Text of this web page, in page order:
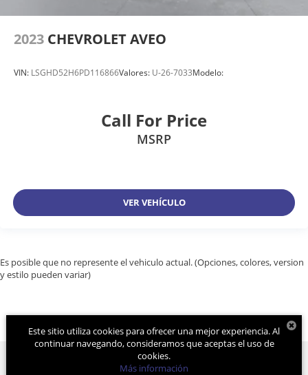
2023 CHEVROLET AVEO
VIN: LSGHD52H6PD116866Valores: U-26-7033Modelo:
Call For Price
MSRP
VER VEHÍCULO
Es posible que no represente el vehiculo actual. (Opciones, colores, version
y estilo pueden variar)
Este sitio utiliza cookies para ofrecer una mejor experiencia. Al
continuar navegando, consideramos que aceptas el uso de
cookies.
Más información